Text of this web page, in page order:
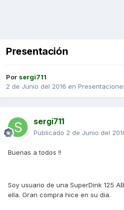
Presentación
Por sergi711
2 de Junio del 2016 en
sergi711
Publicado 2 de Junio del
Buenas a todos !!
Soy usuario de una SuperDink 125
ella. Gran compra hice en su dia.